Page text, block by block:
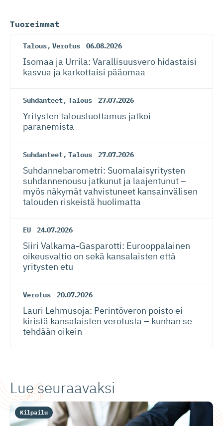
Tuoreimmat
Talous, Verotus 06.08.2026
Isomaa ja Urrila: Varallisuusvero hidastaisi
kasvua ja karkottaisi pääomaa
Suhdanteet, Talous 27.07.2026
Yritysten talousluottamus jatkoi
paranemista
Suhdanteet, Talous 27.07.2026
Suhdanneba­ro­metri: Suomalaisy­ri­tysten
suhdannenousu jatkunut ja laajentunut –
myös näkymät vahvistuneet kansainvälisen
talouden riskeistä huolimatta
EU 24.07.2026
Siiri Valkama-Gas­pa­rotti: Eurooppalainen
oikeusvaltio on sekä kansalaisten että
yritysten etu
Verotus 20.07.2026
Lauri Lehmusoja: Perintöveron poisto ei
kiristä kansalaisten verotusta – kunhan se
tehdään oikein
Lue seuraavaksi
Kilpailu